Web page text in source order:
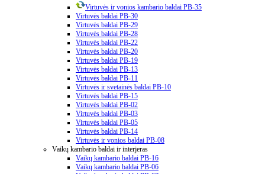
Virtuvės ir vonios kambario baldai PB-35
Virtuvės baldai PB-30
Virtuvės baldai PB-29
Virtuvės baldai PB-28
Virtuvės baldai PB-22
Virtuvės baldai PB-20
Virtuvės baldai PB-19
Virtuvės baldai PB-13
Virtuvės baldai PB-11
Virtuvės ir svetainės baldai PB-10
Virtuvės baldai PB-15
Virtuvės baldai PB-02
Virtuvės baldai PB-03
Virtuvės baldai PB-05
Virtuvės baldai PB-14
Virtuvės ir vonios baldai PB-08
Vaikų kambario baldai ir interjeras
Vaikų kambario baldai PB-16
Vaikų kambario baldai PB-06